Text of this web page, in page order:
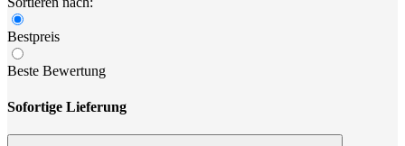
Bestpreis
Beste Bewertung
Sofortige Lieferung